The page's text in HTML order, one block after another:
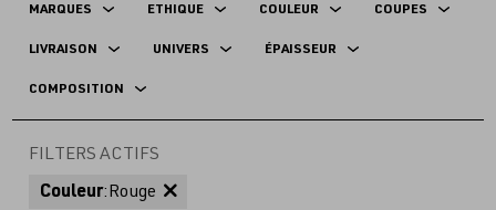
MARQUES ETHIQUE COULEUR COUPES
LIVRAISON UNIVERS ÉPAISSEUR
COMPOSITION
FILTERS ACTIFS
Couleur:Rouge